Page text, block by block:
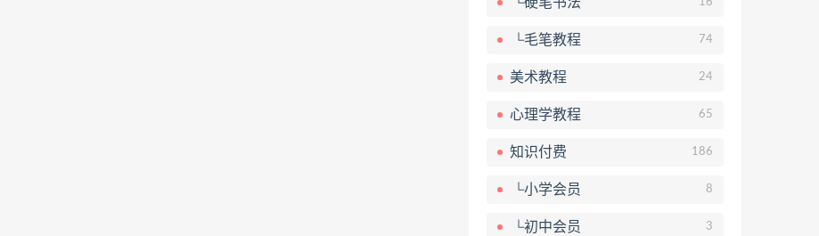
└毛笔教程 74
美术教程 24
心理学教程 65
知识付费 186
└小学会员 8
└初中会员 3